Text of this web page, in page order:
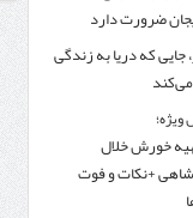
روایت روزنامه
ضرورت دارد
جایی که دریا به زندگی
خورش خلال
+نکات و فوت